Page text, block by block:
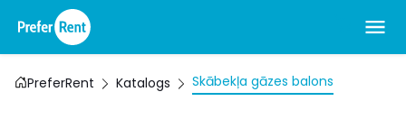
PreferRent Katalogs Skābekļa gāzes balons